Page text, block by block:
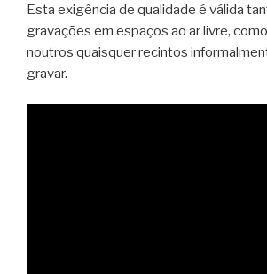
Esta exigência de qualidade é válida
gravações em espaços ao ar livre,
noutros quaisquer recintos
gravar.